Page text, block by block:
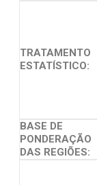
TRATAMENTO
ESTATÍSTICO:
BASE DE
PONDERAÇÃO
DAS REGIÕES: